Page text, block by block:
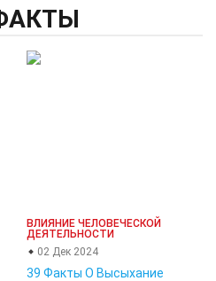
ВЛИЯНИЕ ЧЕЛОВЕЧЕСКОЙ
ДЕЯТЕЛЬНОСТИ
02 Дек 2024
39 Факты О Высыхание